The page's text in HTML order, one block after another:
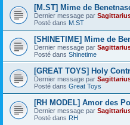
[M.ST] Mime de
Dernier message par
Posté dans M.ST
[SHINETIME] Mime de
Dernier message par
Posté dans Shinetime
[GREAT TOYS] Holy
Dernier message par
Posté dans Great Toys
[RH MODEL] Amor des
Dernier message par
Posté dans RH